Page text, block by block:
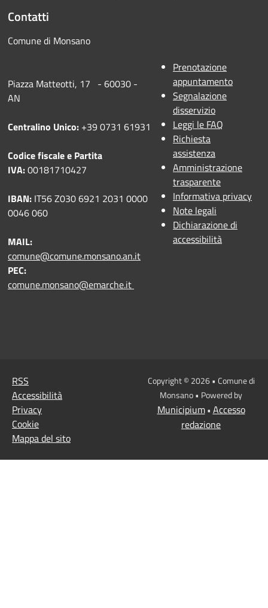
Contatti
Comune di Monsano
Piazza Matteotti, 17 - 60030 -
AN
Centralino Unico: +39 0731 61931
Codice fiscale e Partita
IVA:00181710427
IBAN: IT56 Z030 6921 2031 0000
0046 060
MAIL:
comune@comune.monsano.an.it
PEC:
comune.monsano@emarche.it
Prenotazione
appuntamento
Segnalazione
disservizio
Leggi le FAQ
Richiesta
assistenza
Amministrazione
trasparente
Informativa privacy
Note legali
Dichiarazione di
accessibilità
RSS
Accessibilità
Privacy
Cookie
Mappa del sito
Copyright © 2026 • Comune di
Monsano • Powered by
Municipium• Accesso
redazione